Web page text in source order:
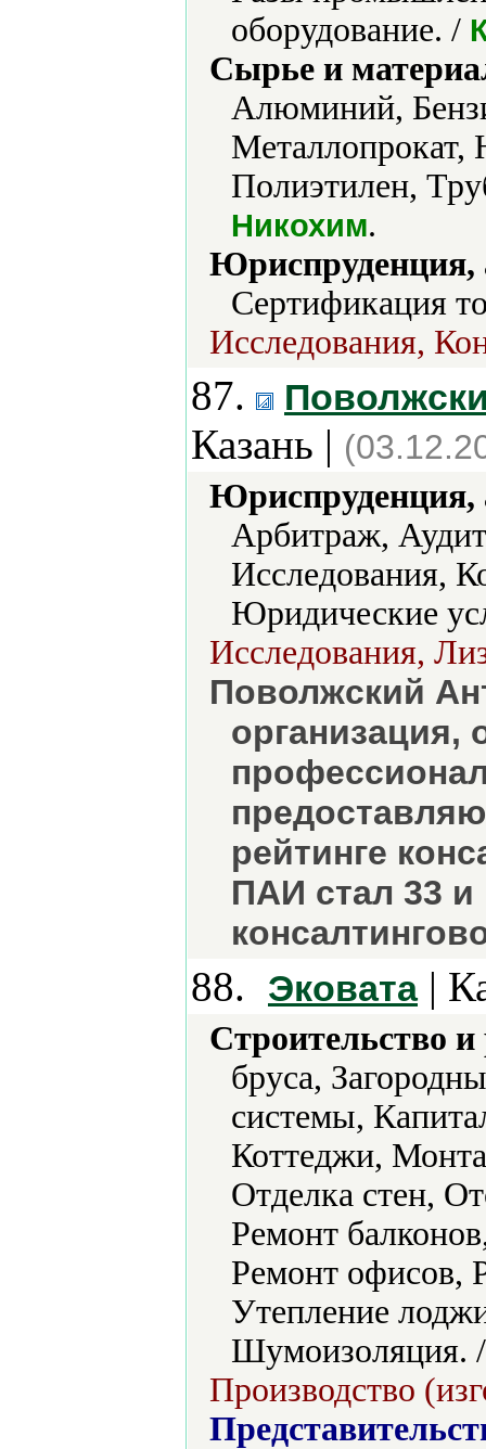
оборудование. /
Сырье и
Алюминий,
Металлопрокат,
Полиэтилен,
Никохим.
Юриспруденция,
Сертификация
Исследования,
87.
Казань |
Юриспруденция,
Арбитраж,
Исследования,
Юридические
Исследования,
Поволжский
рейтинге
ПАИ стал 33 и
88. Эковата|
Строительство
бруса,
системы,
Коттеджи,
Отделка стен,
Ремонт
Ремонт офисов,
Утепление
Шумоизоляция.
Производство